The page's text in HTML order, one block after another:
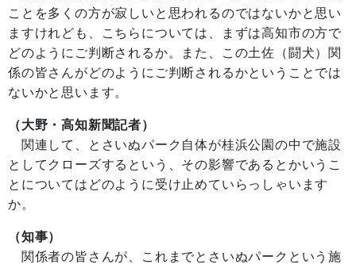
ことを多くの方が寂しいと思われるのではないかと思い
ますけれども、こちらについては、まずは高知市の方で
どのようにご判断されるか。また、この土佐（闘犬）関
係の皆さんがどのようにご判断されるかということでは
ないかと思います。
（大野・高知新聞記者）
関連して、とさいぬパーク自体が桂浜公園の中で施設
としてクローズするという、その影響であるとかいうこ
とについてはどのように受け止めていらっしゃいます
か。
（知事）
関係者の皆さんが、これまでとさいぬパークという施